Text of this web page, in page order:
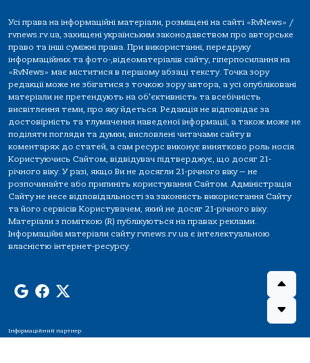
Усі права на інформаційні матеріали, розміщені на сайті «RvNews» /
rvnews.rv.ua, захищені українським законодавством про авторське
право та інші суміжні права. При використанні, передруку
інформаційних та фото-,відеоматеріалів сайту, гіперпосилання на
«RvNews» має міститися в першому абзаці тексту. Точка зору
редакції може не збігатися з точкою зору автора, а усі опубліковані
матеріали не претендують на об'єктивність та всебічність
висвітлення теми, про яку йдеться. Редакція не відповідає за
достовірність та тлумачення наведеної інформації, а також може не
поділяти погляди та думки, висловлені читачами сайту в
коментарях до статей, а сам ресурс виконує винятково роль носія.
Користуючись Сайтом, відвідувач підтверджує, що досяг 21-
річного віку. У разі, якщо Ви не досягли 21-річного віку — не
розпочинайте або припиніть користування Сайтом. Адміністрація
Сайту не несе відповідальності за законність використання Сайту
та його сервісів Користувачем, який не досяг 21-річного віку.
Матеріали з поміткою (R) публікуються на правах реклами.
Інформаційні матеріали сайту rvnews.rv.ua є інтелектуальною
власністю інтернет-ресурсу.
Інформаційний партнер: